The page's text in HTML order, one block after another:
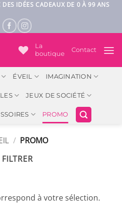
IDÉES CADEAUX DE 0 À 99 ANS
La
boutique
Contact
ÉVEIL IMAGINATION
JEUX DE SOCIÉTÉ
PROMO
/ PROMO
FILTRER
à votre sélection.